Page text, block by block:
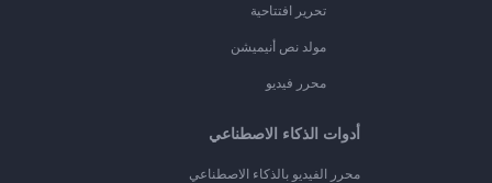
تحرير افتتاحية
مولد نص أنيميشن
محرر فيديو
أدوات الذكاء الاصطناعي
محرر الفيديو بالذكاء الاصطناعي